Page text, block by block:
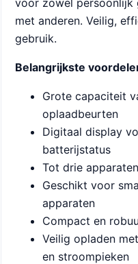
voor zowel persoonlijk
met anderen. Veilig,
gebruik.
Belangrijkste
Grote capaciteit
oplaadbeurten
Digitaal display
batterijstatus
Tot drie
Geschikt voor
apparaten
Compact en
Veilig opladen
en stroompieken